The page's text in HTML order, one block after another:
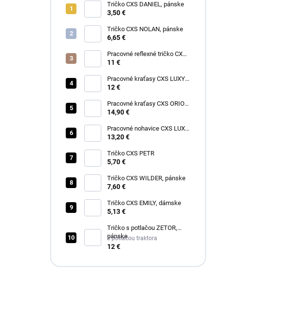
Tričko CXS DANIEL, pánske
3,50 €
Tričko CXS NOLAN, pánske
6,65 €
Pracovné reflexné tričko CXS
EXETER, pánske
11 €
Pracovné kraťasy CXS LUXY
TOMÁŠ, pánske
12 €
Pracovné kraťasy CXS ORION
DAVID, pánske
14,90 €
Pracovné nohavice CXS LUXY
JOSEF, pánske
13,20 €
Tričko CXS PETR
5,70 €
Tričko CXS WILDER, pánske
7,60 €
Tričko CXS EMILY, dámske
5,13 €
Tričko s potlačou ZETOR,
pánske
s potlačou traktora
12 €